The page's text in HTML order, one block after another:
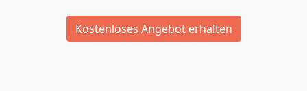
Kostenloses Angebot erhalten